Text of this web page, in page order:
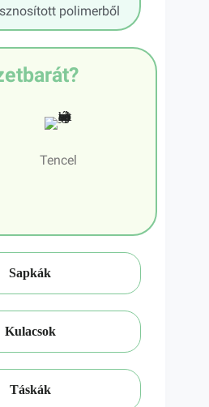
polimerből
Tencel
Sapkák
Kulacsok
Táskák